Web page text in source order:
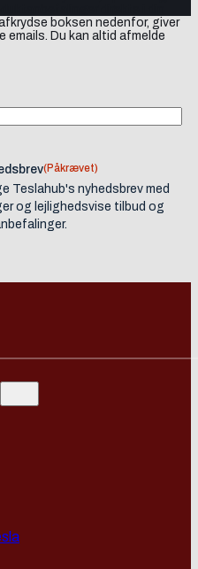
boksen nedenfor, giver
Du kan altid afmelde
(Påkrævet)
Teslahub's nyhedsbrev med
og lejlighedsvise tilbud og